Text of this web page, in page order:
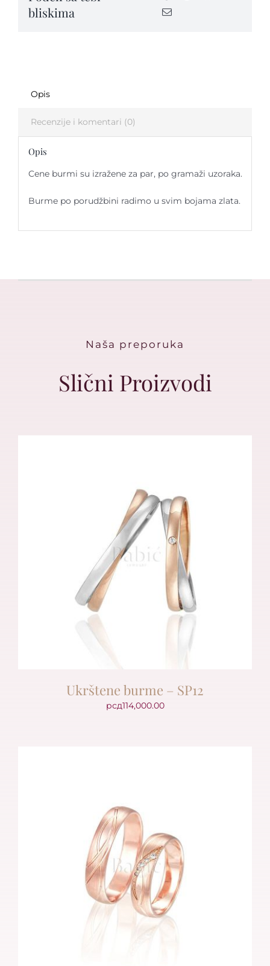
quantity
bliskima
Opis
Recenzije i komentari (0)
Opis
Cene burmi su izražene za par, po gramaži uzoraka.
Burme po porudžbini radimo u svim bojama zlata.
Naša preporuka
Slični Proizvodi
Ukrštene burme – SP12
рсд114,000.00